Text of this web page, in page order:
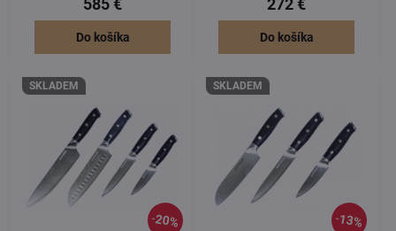
Do košíka Do košíka
20%
SKLADEM
13%
SKLADEM